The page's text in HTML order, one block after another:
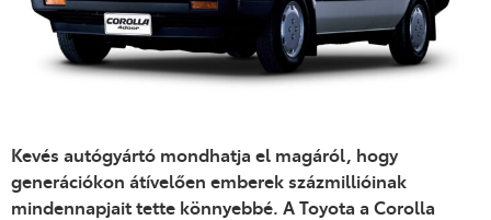
Kevés autógyártó mondhatja el magáról, hogy
generációkon átívelően emberek százmillióinak
mindennapjait tette könnyebbé. A Toyota a Corolla